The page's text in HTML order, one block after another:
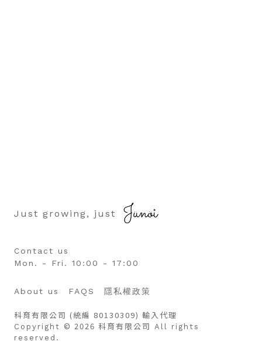
Just growing, just
Contact us
Mon. - Fri. 10:00 - 17:00
About us FAQS 隱私權政策
科育有限公司 (統編 80130309) 輸入代理
Copyright © 2026 科育有限公司 All rights
reserved.